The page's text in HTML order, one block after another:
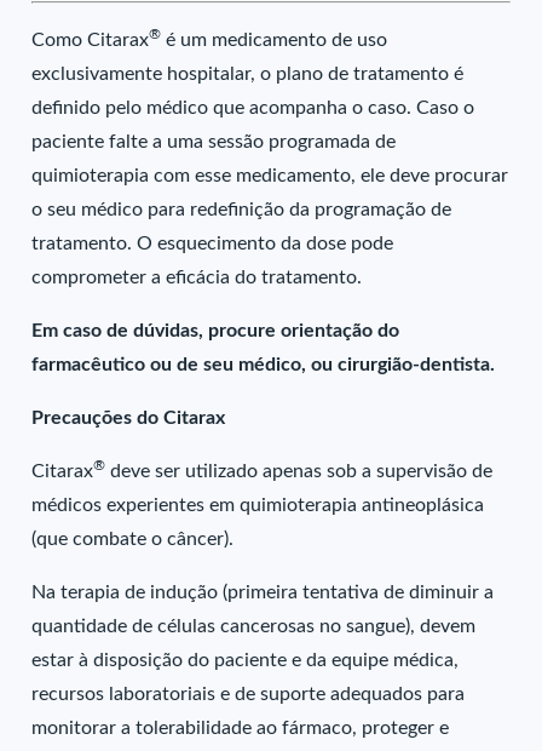
Como Citarax® é um medicamento de uso
exclusivamente hospitalar, o plano de tratamento é
definido pelo médico que acompanha o caso. Caso o
paciente falte a uma sessão programada de
quimioterapia com esse medicamento, ele deve procurar
o seu médico para redefinição da programação de
tratamento. O esquecimento da dose pode
comprometer a eficácia do tratamento.
Em caso de dúvidas, procure orientação do
farmacêutico ou de seu médico, ou cirurgião-dentista.
Precauções do Citarax
Citarax® deve ser utilizado apenas sob a supervisão de
médicos experientes em quimioterapia antineoplásica
(que combate o câncer).
Na terapia de indução (primeira tentativa de diminuir a
quantidade de células cancerosas no sangue), devem
estar à disposição do paciente e da equipe médica,
recursos laboratoriais e de suporte adequados para
monitorar a tolerabilidade ao fármaco, proteger e